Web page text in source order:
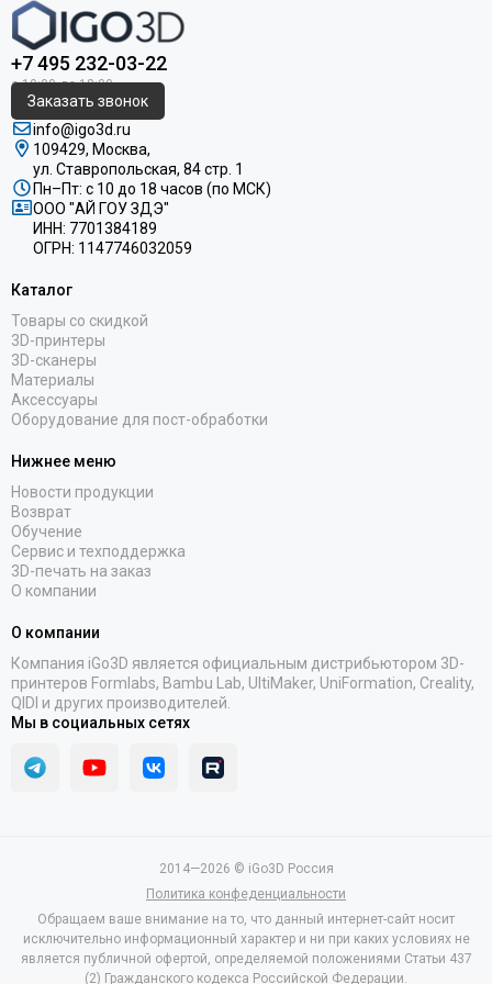
+7 495 232-03-22
Заказать звонок
info@igo3d.ru
109429, Москва,
ул. Ставропольская, 84 стр. 1
Пн–Пт: с 10 до 18 часов (по МСК)
ООО "АЙ ГОУ ЗДЭ"
ИНН: 7701384189
ОГРН: 1147746032059
Каталог
Товары со скидкой
3D-принтеры
3D-сканеры
Материалы
Аксессуары
Оборудование для пост-обработки
Нижнее меню
Новости продукции
Возврат
Обучение
Сервис и техподдержка
3D-печать на заказ
О компании
О компании
Компания iGo3D является официальным дистрибьютором 3D-
принтеров Formlabs, Bambu Lab, UltiMaker, UniFormation, Creality,
QIDI и других производителей.
Мы в социальных сетях
2014—2026 © iGo3D Россия
Политика конфеденциальности
Обращаем ваше внимание на то, что данный интернет-сайт носит
исключительно информационный характер и ни при каких условиях не
является публичной офертой, определяемой положениями Статьи 437
(2) Гражданского кодекса Российской Федерации.